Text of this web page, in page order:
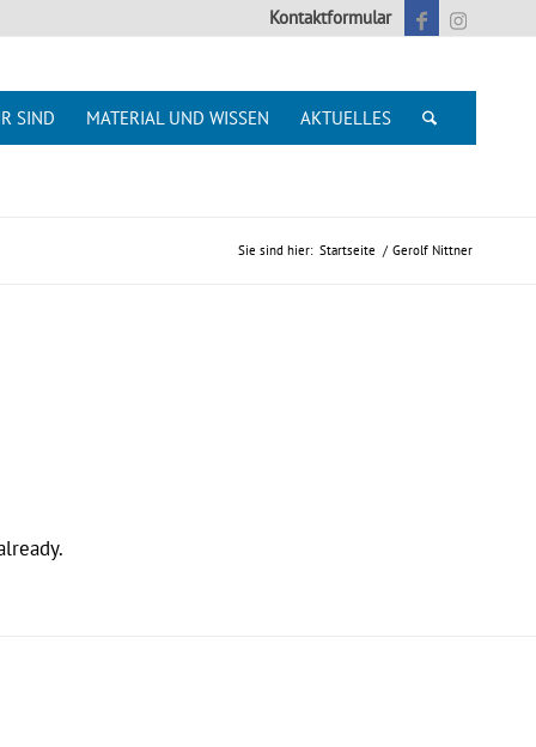
Kontaktformular
SIND MATERIAL UND WISSEN AKTUELLES
Sie sind hier: Startseite / Gerolf Nittner